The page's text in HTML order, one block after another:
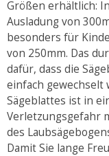
Größen erhältlich:
Ausladung von
besonders für
von 250mm. Das
dafür, dass die
einfach gewechselt
Sägeblattes ist in
Verletzungsgefahr
des
Damit Sie lange